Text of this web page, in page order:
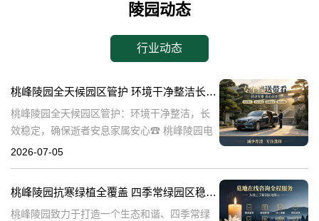
陵园动态
行业动态
桃峰陵园全天候园区管护 环境干净整洁长效稳定，确保逝者安息家属安心
桃峰陵园全天候园区管护：环境干净整洁，长
效稳定，确保逝者安息家属安心☎ 桃峰陵园电
话:400-838-5063在生命的终点，我们最希望的
2026-07-05
桃峰陵园抗寒绿植全覆盖 四季常绿园区稳定美观：打造生态和谐殡葬环境
桃峰陵园致力于打造一个生态和谐、四季常绿